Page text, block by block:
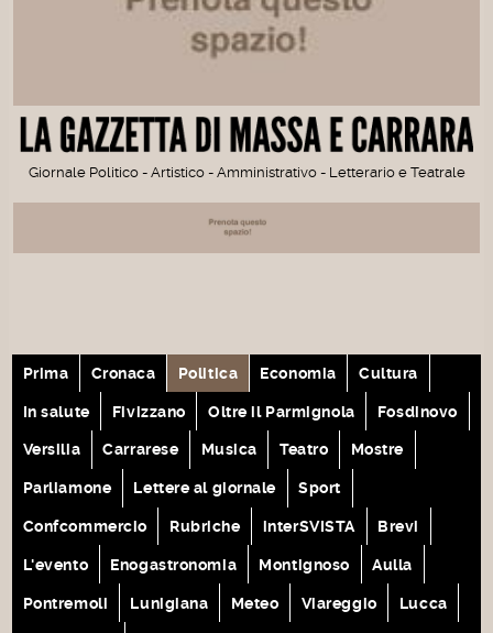
Giornale Politico - Artistico - Amministrativo - Letterario e Teatrale
Prima Cronaca Politica Economia Cultura
In salute Fivizzano Oltre il Parmignola Fosdinovo
Versilia Carrarese Musica Teatro Mostre
Parliamone Lettere al giornale Sport
Confcommercio Rubriche interSVISTA Brevi
L'evento Enogastronomia Montignoso Aulla
Pontremoli Lunigiana Meteo Viareggio Lucca